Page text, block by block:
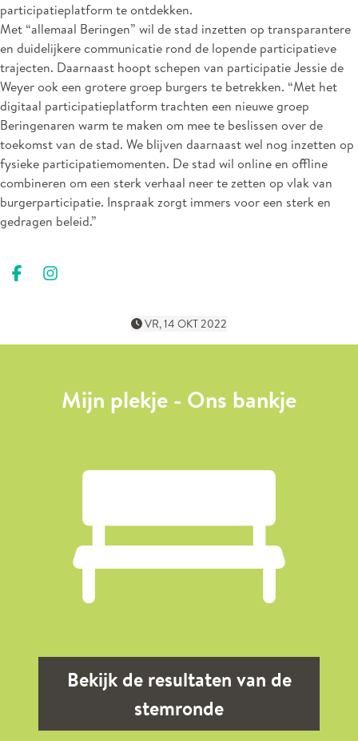
participatieplatform te ontdekken.
Met “allemaal Beringen” wil de stad inzetten op transparantere
en duidelijkere communicatie rond de lopende participatieve
trajecten. Daarnaast hoopt schepen van participatie Jessie de
Weyer ook een grotere groep burgers te betrekken. “Met het
digitaal participatieplatform trachten een nieuwe groep
Beringenaren warm te maken om mee te beslissen over de
toekomst van de stad. We blijven daarnaast wel nog inzetten op
fysieke participatiemomenten. De stad wil online en offline
combineren om een sterk verhaal neer te zetten op vlak van
burgerparticipatie. Inspraak zorgt immers voor een sterk en
gedragen beleid.”
Deel op facebook
Deel op Instagram
VR, 14 OKT 2022
Mijn plekje - Ons bankje
Bekijk de resultaten van de
stemronde